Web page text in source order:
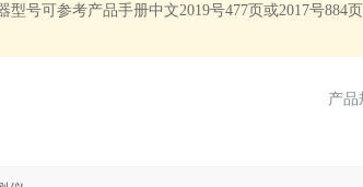
号可参考产品手册中文2019号477页或2017号884
产品